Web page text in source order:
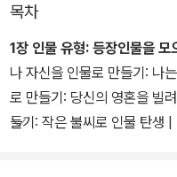
'소설쓰기의 모든 것' 시리즈
영미권 작가 지망생들에게 최
국내에서도 초판 출간 직후
열렬한 지지를 받았으며, 여
로 활용되어왔다.
목차
1장 인물 유형: 등장인물을 모
나 자신을 인물로 만들기: 나
로 만들기: 당신의 영혼을 빌
들기: 작은 불씨로 인물 탄생